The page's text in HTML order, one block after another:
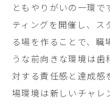
ともやりがいの一環で
ティングを開催し、ス
る場を作ることで、職
うな前向きな環境は歯
対する責任感と達成感
場環境は新しいチャレ